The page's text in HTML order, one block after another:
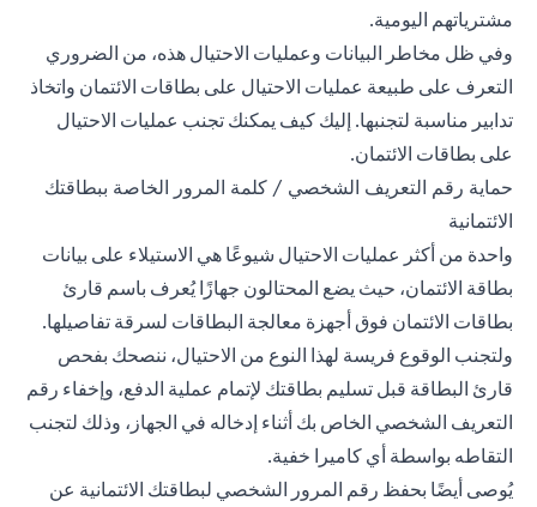
مشترياتهم اليومية.
وفي ظل مخاطر البيانات وعمليات الاحتيال هذه، من الضروري
التعرف على طبيعة عمليات الاحتيال على بطاقات الائتمان واتخاذ
تدابير مناسبة لتجنبها. إليك كيف يمكنك تجنب عمليات الاحتيال
على بطاقات الائتمان.
حماية رقم التعريف الشخصي / كلمة المرور الخاصة ببطاقتك
الائتمانية
واحدة من أكثر عمليات الاحتيال شيوعًا هي الاستيلاء على بيانات
بطاقة الائتمان، حيث يضع المحتالون جهازًا يُعرف باسم قارئ
بطاقات الائتمان فوق أجهزة معالجة البطاقات لسرقة تفاصيلها.
ولتجنب الوقوع فريسة لهذا النوع من الاحتيال، ننصحك بفحص
قارئ البطاقة قبل تسليم بطاقتك لإتمام عملية الدفع، وإخفاء رقم
التعريف الشخصي الخاص بك أثناء إدخاله في الجهاز، وذلك لتجنب
التقاطه بواسطة أي كاميرا خفية.
يُوصى أيضًا بحفظ رقم المرور الشخصي لبطاقتك الائتمانية عن